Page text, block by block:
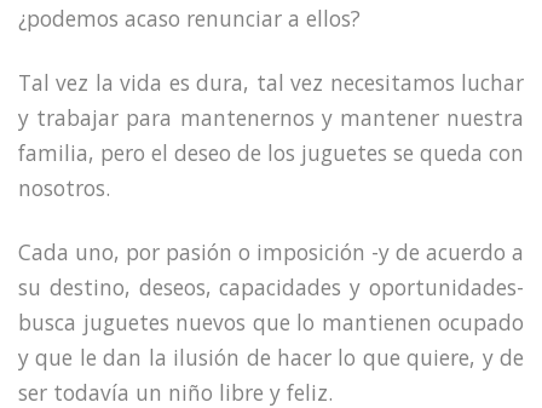
¿podemos acaso renunciar a ellos?
Tal vez la vida es dura, tal vez necesitamos luchar
y trabajar para mantenernos y mantener nuestra
familia, pero el deseo de los juguetes se queda con
nosotros.
Cada uno, por pasión o imposición -y de acuerdo a
su destino, deseos, capacidades y oportunidades-
busca juguetes nuevos que lo mantienen ocupado
y que le dan la ilusión de hacer lo que quiere, y de
ser todavía un niño libre y feliz.